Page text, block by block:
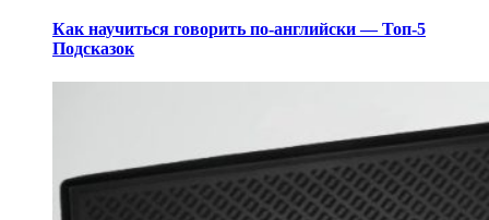
Как научиться говорить по-английски — Топ-5
Подсказок